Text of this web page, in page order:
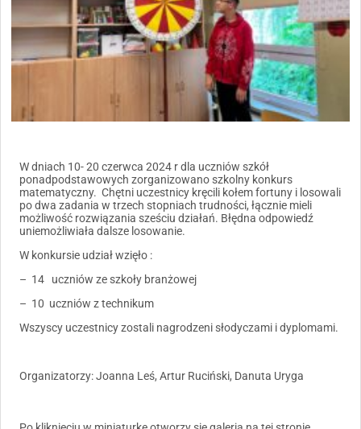
W dniach 10- 20 czerwca 2024 r dla uczniów szkół
ponadpodstawowych zorganizowano szkolny konkurs
matematyczny. Chętni uczestnicy kręcili kołem fortuny i losowali
po dwa zadania w trzech stopniach trudności, łącznie mieli
możliwość rozwiązania sześciu działań. Błędna odpowiedź
uniemożliwiała dalsze losowanie.
W konkursie udział wzięło :
– 14 uczniów ze szkoły branżowej
– 10 uczniów z technikum
Wszyscy uczestnicy zostali nagrodzeni słodyczami i dyplomami.
Organizatorzy: Joanna Leś, Artur Ruciński, Danuta Uryga